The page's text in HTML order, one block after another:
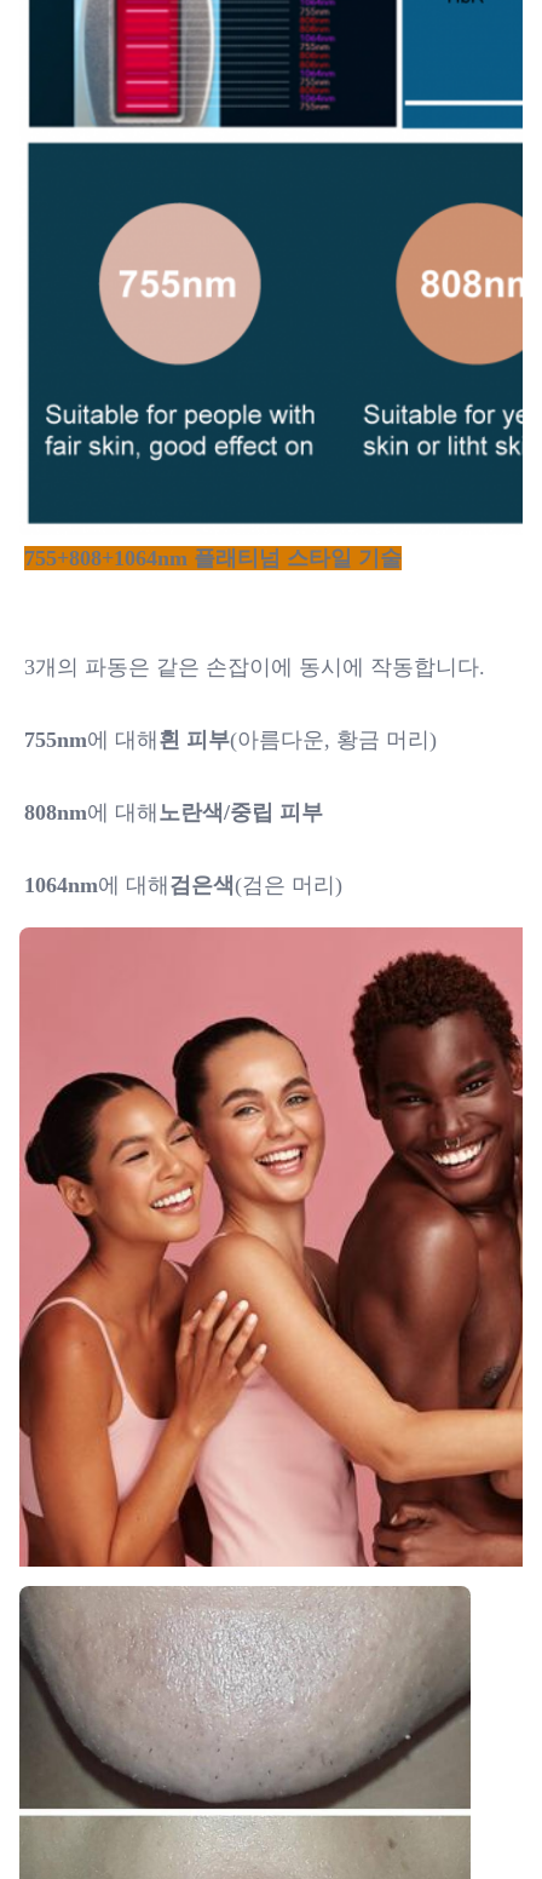
755+808+1064nm 플래티넘 스타일 기술
3개의 파동은 같은 손잡이에 동시에 작동합니다.
755nm에 대해 흰 피부(아름다운, 황금 머리)
808nm에 대해 노란색/중립 피부
1064nm에 대해 검은색(검은 머리)